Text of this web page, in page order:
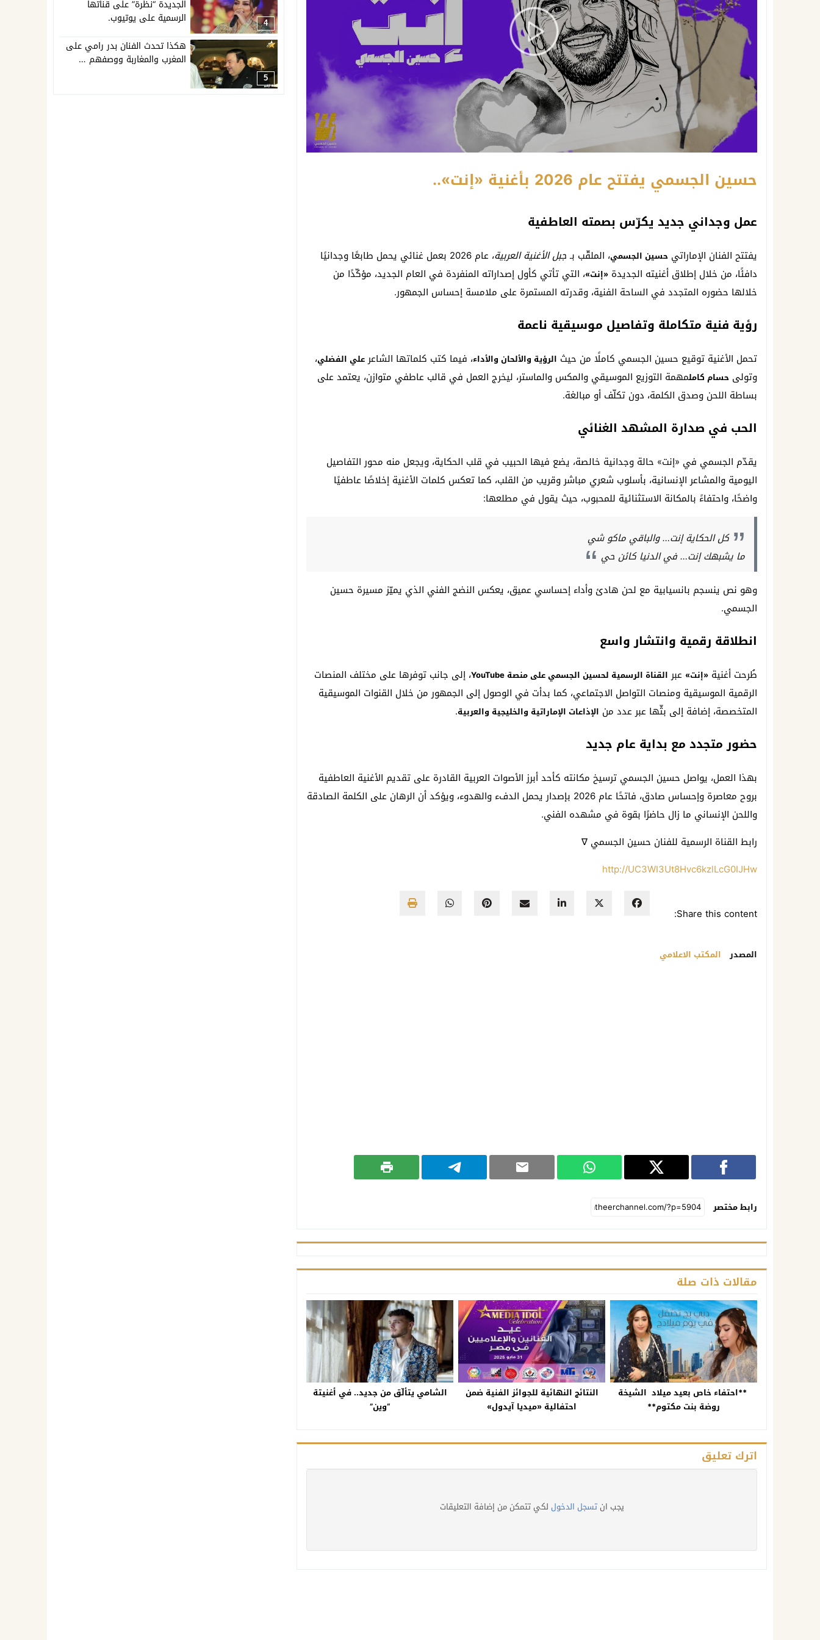
حسين الجسمي يفتتح عام 2026 بأغنية «إنت»..
عمل وجداني جديد يكرّس بصمته العاطفية
يفتتح الفنان الإماراتي حسين الجسمي، الملقّب بـجبل الأغنية العربية
، عام 2026 بعمل غنائي يحمل طابعًا وجدانيًا
دافئًا، من خلال إطلاق أغنيته الجديدة «إنت»، التي تأتي كأول إصداراته المنفردة في العام الجديد، مؤكّدًا من
خلالها حضوره المتجدد في الساحة الفنية، وقدرته المستمرة على ملامسة إحساس الجمهور.
رؤية فنية متكاملة وتفاصيل موسيقية ناعمة
تحمل الأغنية توقيع حسين الجسمي كاملًا من حيث الرؤية والألحان والأداء، فيما كتب كلماتها الشاعرعلي الفضلي،
وتولى حسام كاملمهمة التوزيع الموسيقي والمكس والماستر، ليخرج العمل في قالب عاطفي متوازن، يعتمد على
بساطة اللحن وصدق الكلمة، دون تكلّف أو مبالغة.
الحب في صدارة المشهد الغنائي
يقدّم الجسمي في «إنت» حالة وجدانية خالصة، يضع فيها الحبيب في قلب الحكاية، ويجعل منه محور التفاصيل
اليومية والمشاعر الإنسانية، بأسلوب شعري مباشر وقريب من القلب، كما تعكس كلمات الأغنية إخلاصًا عاطفيًا
واضحًا، واحتفاءً بالمكانة الاستثنائية للمحبوب، حيث يقول في مطلعها:
كل الحكاية إنت… والباقي ماكو شي
ما يشبهك إنت… في الدنيا كائن حي
وهو نص ينسجم بانسيابية مع لحن هادئ وأداء إحساسي عميق، يعكس النضج الفني الذي يميّز مسيرة حسين
الجسمي.
انطلاقة رقمية وانتشار واسع
طُرحت أغنية «إنت» عبر القناة الرسمية لحسين الجسمي على منصة YouTube
، إلى جانب توفرها على مختلف المنصات
الرقمية الموسيقية ومنصات التواصل الاجتماعي، كما بدأت في الوصول إلى الجمهور من خلال القنوات الموسيقية
المتخصصة، إضافة إلى بثّها عبر عدد من الإذاعات الإماراتية والخليجية والعربية.
حضور متجدد مع بداية عام جديد
بهذا العمل، يواصل حسين الجسمي ترسيخ مكانته كأحد أبرز الأصوات العربية القادرة على تقديم الأغنية العاطفية
بروح معاصرة وإحساس صادق، فاتحًا عام 2026 بإصدار يحمل الدفء والهدوء، ويؤكد أن الرهان على الكلمة الصادقة
واللحن الإنساني ما زال حاضرًا بقوة في مشهده الفني.
رابط القناة الرسمية للفنان حسين الجسمي ∇
http://UC3WI3Ut8Hvc6kzlLcG0IJHw
Share this content:
المصدر المكتب الاعلامي
رابط مختصر
مقالات ذات صلة
**احتفاء خاص بعيد ميلاد الشيخة
روضة بنت مكتوم**
النتائج النهائية للجوائز الفنية ضمن
احتفالية «ميديا آيدول»
الشامي يتألّق من جديد.. في أغنيتة
“وين”
اترك تعليق
يجب انتسجل الدخول لكي تتمكن من إضافة التعليقات
4
الجديدة “نظرة” على قناتها
الرسمية على يوتيوب.
5
هكذا تحدث الفنان بدر رامي على
المغرب والمغاربة ووصفهم …